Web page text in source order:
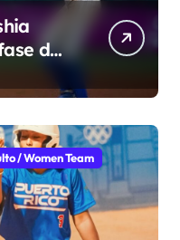
de
/ Women Team